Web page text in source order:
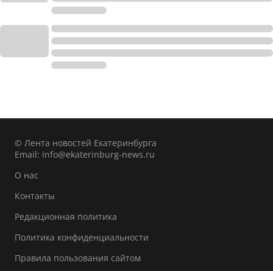
© Лента новостей Екатеринбурга
Email: info@ekaterinburg-news.ru
О нас
Контакты
Редакционная политика
Политика конфиденциальности
Правила пользования сайтом